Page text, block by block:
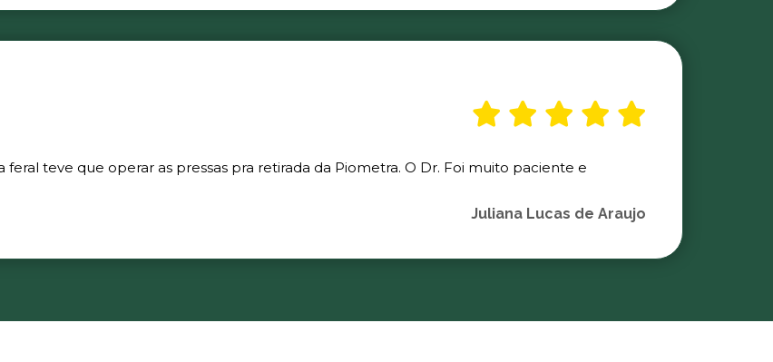
teve que operar as pressas pra retirada da Piometra. O Dr. Foi muito paciente e
Juliana Lucas de Araujo